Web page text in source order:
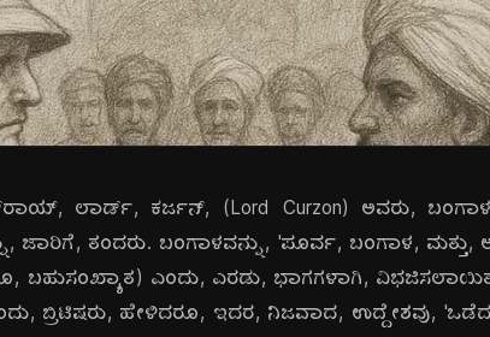
ಲಾರ್ಡ್, ಕರ್ಜನ್, (Lord Curzon) ಅವರು, ಬಂಗಾಳ,
ಜಾರಿಗೆ, ತಂದರು. ಬಂಗಾಳವನ್ನು, 'ಪೂರ್ವ, ಬಂಗಾಳ, ಮತ್ತು,
ಬಹುಸಂಖ್ಯಾತ) ಎಂದು, ಎರಡು, ಭಾಗಗಳಾಗಿ,
ಬ್ರಿಟಿಷರು, ಹೇಳಿದರೂ, ಇದರ, ನಿಜವಾದ, ಉದ್ದೇಶವು,